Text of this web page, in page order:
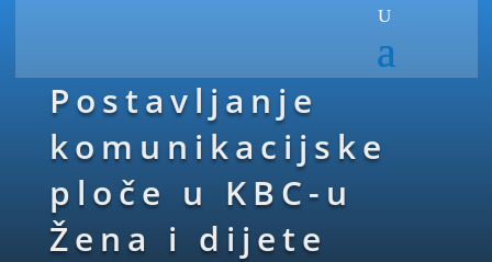
Postavljanje
komunikacijske
ploče u KBC-u
Žena i dijete